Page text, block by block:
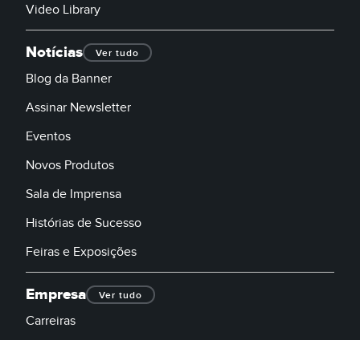
Video Library
Notícias Ver tudo
Blog da Banner
Assinar Newsletter
Eventos
Novos Produtos
Sala de Imprensa
Histórias de Sucesso
Feiras e Exposições
Empresa Ver tudo
Carreiras